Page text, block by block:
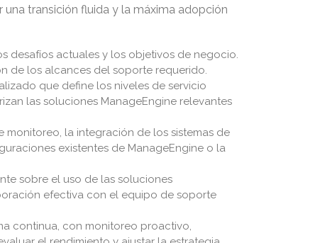
transición fluida y la máxima adopción
desafíos actuales y los objetivos de negocio.
de los alcances del soporte requerido.
que define los niveles de servicio
las soluciones ManageEngine relevantes
la integración de los sistemas de
existentes de ManageEngine o la
sobre el uso de las soluciones
efectiva con el equipo de soporte
continua, con monitoreo proactivo,